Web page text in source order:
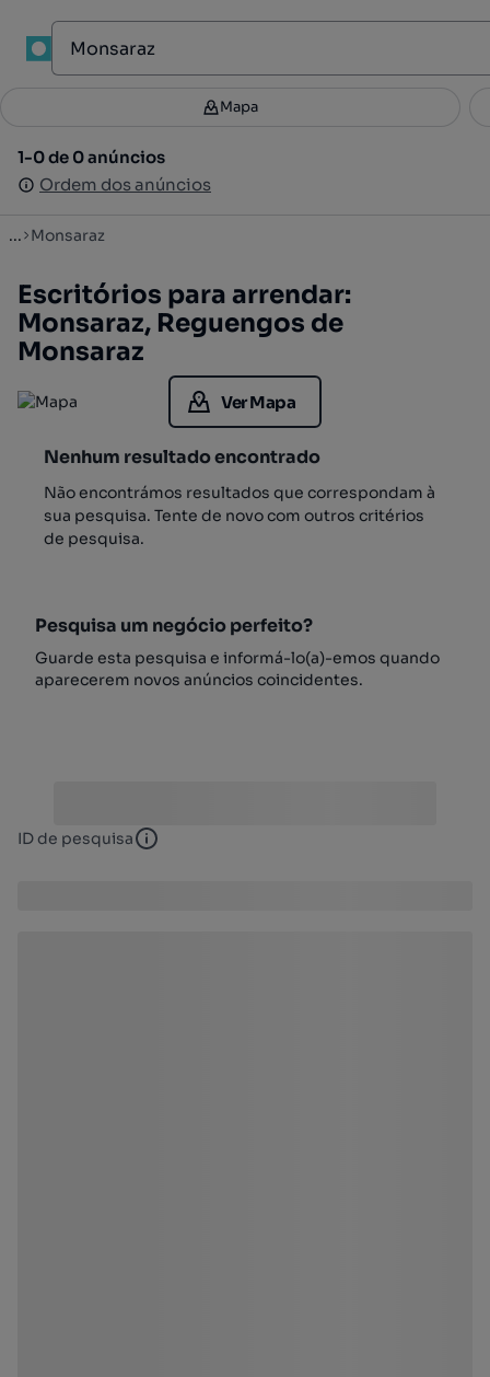
Filtros 4
1-0 de 0 anúncios
Ordem dos anúncios
Mapa
1-0 de 0 anúncios
Ordem dos anúncios
... Monsaraz
Escritórios para arrendar:
Monsaraz, Reguengos de
Monsaraz
Ver Mapa
Nenhum resultado encontrado
Não encontrámos resultados que correspondam à
sua pesquisa. Tente de novo com outros critérios
de pesquisa.
Pesquisa um negócio perfeito?
Guarde esta pesquisa e informá-lo(a)-emos quando
aparecerem novos anúncios coincidentes.
ID de pesquisa ID de pesquisa